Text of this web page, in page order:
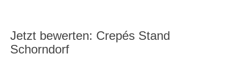
Jetzt bewerten: Crepés Stand
Schorndorf